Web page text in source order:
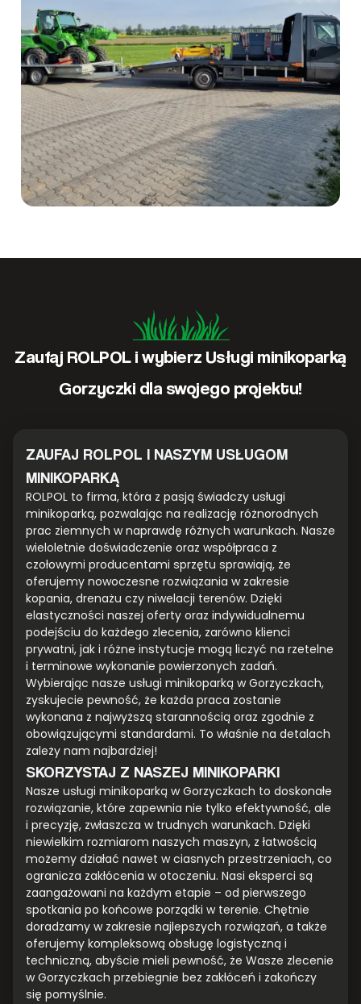
Zaufaj ROLPOL i wybierz Usługi minikoparką
Gorzyczki dla swojego projektu!
ZAUFAJ ROLPOL I NASZYM USŁUGOM
MINIKOPARKĄ
ROLPOL to firma, która z pasją świadczy usługi
minikoparką, pozwalając na realizację różnorodnych
prac ziemnych w naprawdę różnych warunkach. Nasze
wieloletnie doświadczenie oraz współpraca z
czołowymi producentami sprzętu sprawiają, że
oferujemy nowoczesne rozwiązania w zakresie
kopania, drenażu czy niwelacji terenów. Dzięki
elastyczności naszej oferty oraz indywidualnemu
podejściu do każdego zlecenia, zarówno klienci
prywatni, jak i różne instytucje mogą liczyć na rzetelne
i terminowe wykonanie powierzonych zadań.
Wybierając nasze usługi minikoparką w Gorzyczkach,
zyskujecie pewność, że każda praca zostanie
wykonana z najwyższą starannością oraz zgodnie z
obowiązującymi standardami. To właśnie na detalach
zależy nam najbardziej!
SKORZYSTAJ Z NASZEJ MINIKOPARKI
Nasze usługi minikoparką w Gorzyczkach to doskonałe
rozwiązanie, które zapewnia nie tylko efektywność, ale
i precyzję, zwłaszcza w trudnych warunkach. Dzięki
niewielkim rozmiarom naszych maszyn, z łatwością
możemy działać nawet w ciasnych przestrzeniach, co
ogranicza zakłócenia w otoczeniu. Nasi eksperci są
zaangażowani na każdym etapie – od pierwszego
spotkania po końcowe porządki w terenie. Chętnie
doradzamy w zakresie najlepszych rozwiązań, a także
oferujemy kompleksową obsługę logistyczną i
techniczną, abyście mieli pewność, że Wasze zlecenie
w Gorzyczkach przebiegnie bez zakłóceń i zakończy
się pomyślnie.